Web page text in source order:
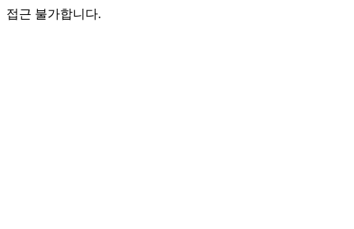
접근 불가합니다.